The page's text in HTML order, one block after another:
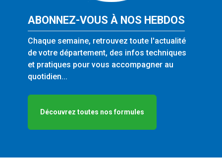
ABONNEZ-VOUS À NOS HEBDOS
Chaque semaine, retrouvez toute l'actualité
de votre département, des infos techniques
et pratiques pour vous accompagner au
quotidien...
Découvrez toutes nos formules